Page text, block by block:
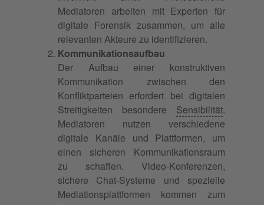
Mediatoren arbeiten mit Experten für
digitale Forensik zusammen, um alle
relevanten Akteure zu identifizieren.
Kommunikationsaufbau
Der Aufbau einer konstruktiven
Kommunikation zwischen den
Konfliktparteien erfordert bei digitalen
Streitigkeiten besondere Sensibilität.
Mediatoren nutzen verschiedene
digitale Kanäle und Plattformen, um
einen sicheren Kommunikationsraum
zu schaffen. Video-Konferenzen,
sichere Chat-Systeme und spezielle
Mediationsplattformen kommen zum